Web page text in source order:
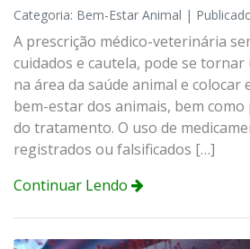
Categoria: Bem-Estar Animal |
A prescrição médico-veterinária
cuidados e cautela, pode se
na área da saúde animal e colocar
bem-estar dos animais, bem como
do tratamento. O uso de
registrados ou falsificados […]
Continuar Lendo